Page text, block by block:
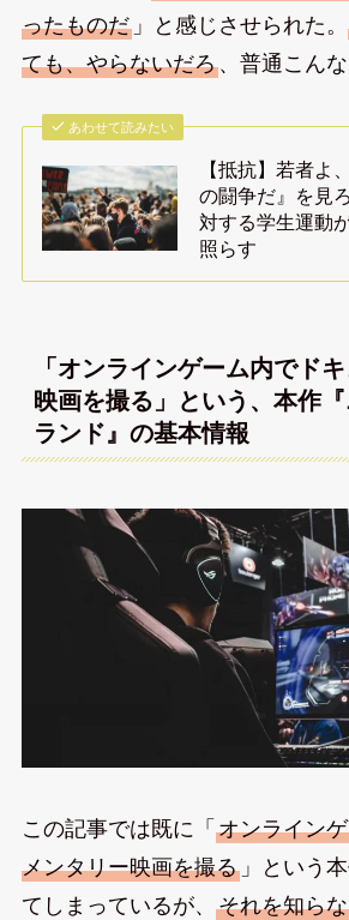
ったものだ」と感じさせられた。
ても、やらないだろ、普通こんな
あわせて読みたい
【抵抗】若者よ
の闘争だ』を見
対する学生運動
照らす
「オンラインゲーム内でド
映画を撮る」という、本作
ランド』の基本情報
この記事では既に「 オンライン
メンタリー映画を撮る」という
てしまっているが、 それを知ら